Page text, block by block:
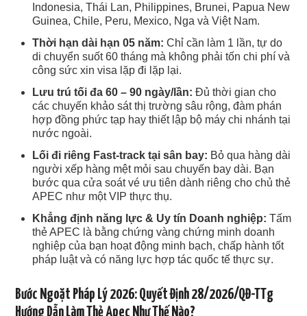
Indonesia, Thái Lan, Philippines, Brunei, Papua New
Guinea, Chile, Peru, Mexico, Nga và Việt Nam.
Thời hạn dài hạn 05 năm: Chỉ cần làm 1 lần, tự do
di chuyển suốt 60 tháng mà không phải tốn chi phí và
công sức xin visa lặp đi lặp lại.
Lưu trú tối đa 60 – 90 ngày/lần: Đủ thời gian cho
các chuyến khảo sát thị trường sâu rộng, đàm phán
hợp đồng phức tạp hay thiết lập bộ máy chi nhánh tại
nước ngoài.
Lối đi riêng Fast-track tại sân bay: Bỏ qua hàng dài
người xếp hàng mệt mỏi sau chuyến bay dài. Bạn
bước qua cửa soát vé ưu tiên dành riêng cho chủ thẻ
APEC như một VIP thực thụ.
Khẳng định năng lực & Uy tín Doanh nghiệp: Tấm
thẻ APEC là bằng chứng vàng chứng minh doanh
nghiệp của bạn hoạt động minh bạch, chấp hành tốt
pháp luật và có năng lực hợp tác quốc tế thực sự.
Bước Ngoặt Pháp Lý 2026: Quyết Định 28/2026/QĐ-TTg
Hướng Dẫn Làm Thẻ Apec Như Thế Nào?